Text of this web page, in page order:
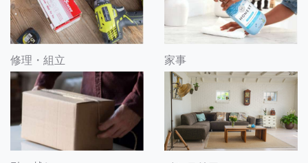
修理・組立 家事